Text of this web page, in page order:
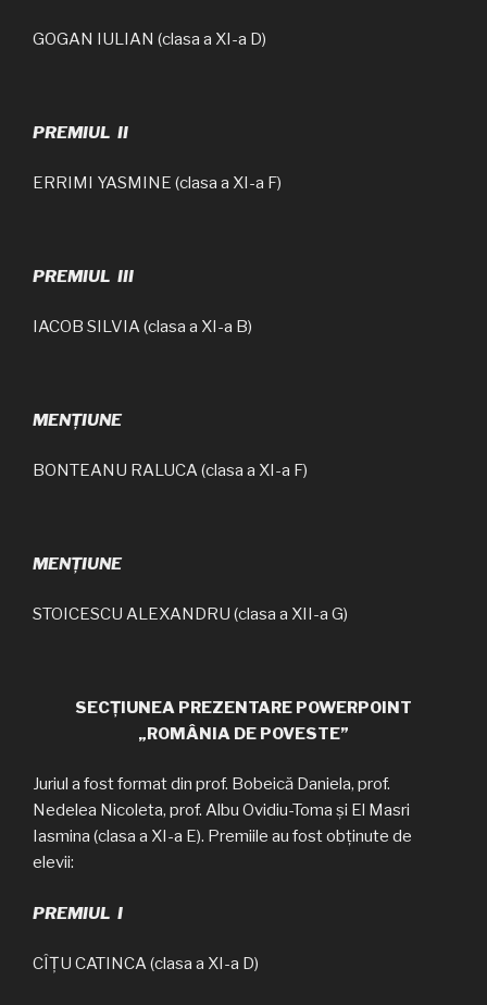
GOGAN IULIAN (clasa a XI-a D)
PREMIUL II
ERRIMI YASMINE (clasa a XI-a F)
PREMIUL III
IACOB SILVIA (clasa a XI-a B)
MENȚIUNE
BONTEANU RALUCA (clasa a XI-a F)
MENȚIUNE
STOICESCU ALEXANDRU (clasa a XII-a G)
SECȚIUNEA PREZENTARE POWERPOINT
„ROMÂNIA DE POVESTE”
Juriul a fost format din prof. Bobeică Daniela, prof.
Nedelea Nicoleta, prof. Albu Ovidiu-Toma și El Masri
Iasmina (clasa a XI-a E). Premiile au fost obținute de
elevii:
PREMIUL I
CÎȚU CATINCA (clasa a XI-a D)